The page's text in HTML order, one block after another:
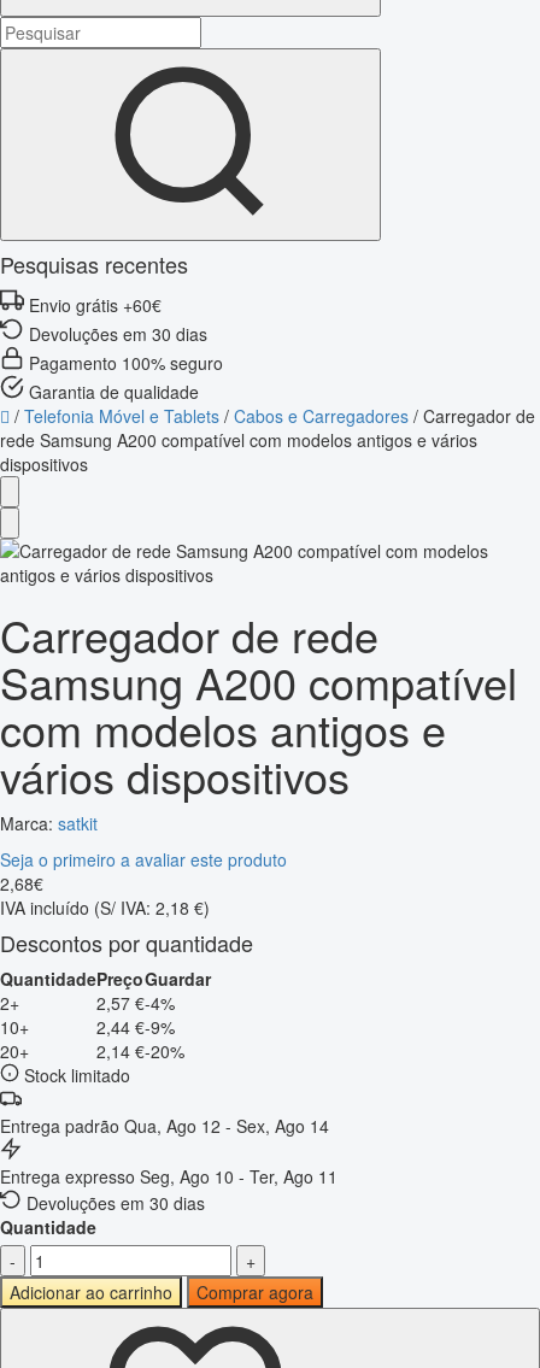
Pesquisas recentes
Envio grátis +60€
Devoluções em 30 dias
Pagamento 100% seguro
Garantia de qualidade
/ Telefonia Móvel e Tablets / Cabos e Carregadores / Carregador de
rede Samsung A200 compatível com modelos antigos e vários
dispositivos
Carregador de rede
Samsung A200 compatível
com modelos antigos e
vários dispositivos
Marca: satkit
Seja o primeiro a avaliar este produto
2,68€
IVA incluído (S/ IVA: 2,18 €)
Descontos por quantidade
QuantidadePreçoGuardar
2+
2,57 €-4%
10+
2,44 €-9%
20+
2,14 €-20%
Stock limitado
Entrega padrão Qua, Ago 12 - Sex, Ago 14
Entrega expresso Seg, Ago 10 - Ter, Ago 11
Devoluções em 30 dias
Quantidade
-
+
Adicionar ao carrinho
Comprar agora